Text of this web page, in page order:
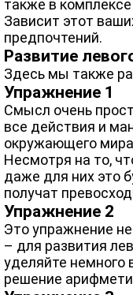
также в
Зависит этот
предпочтений.
Развитие
Здесь мы также
Упражнение 1
Смысл очень
все действия и
окружающего
Несмотря на то,
даже для них это
получат
Упражнение 2
Это упражнение
– для развития
уделяйте немного
решение